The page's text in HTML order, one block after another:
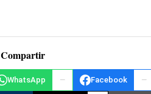
Compartir
WhatsApp Facebook